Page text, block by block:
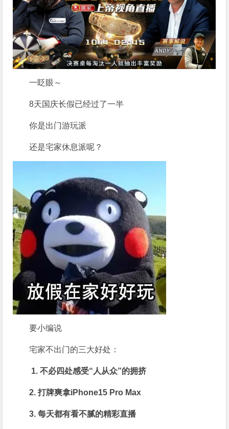
一眨眼～
8天国庆长假已经过了一半
你是出门游玩派
还是宅家休息派呢？
要小编说
宅家不出门的三大好处：
1. 不必四处感受“人从众”的拥挤
2. 打牌爽拿iPhone15 Pro Max
3. 每天都有看不腻的精彩直播